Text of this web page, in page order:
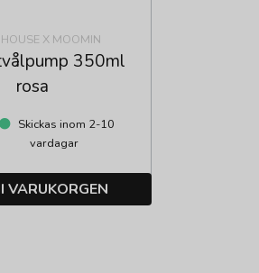
X MOOMIN
350ml
rosa
Skickas inom 2-10
vardagar
VARUKORGEN